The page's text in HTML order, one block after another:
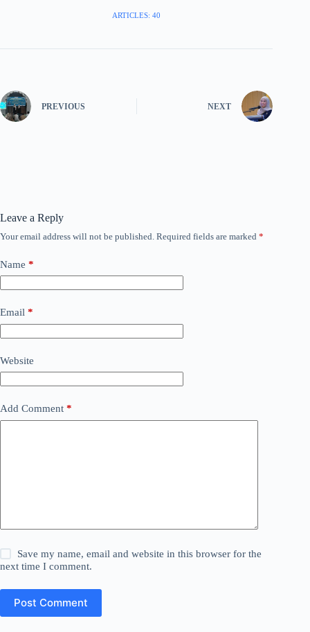
ARTICLES: 40
PREVIOUS NEXT
Leave a Reply
Your email address will not be published. Required fields are marked *
Name *
Email *
Website
Add Comment *
Save my name, email and website in this browser for the
next time I comment.
Post Comment